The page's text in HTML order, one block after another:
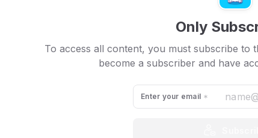
📭 Crypto: Galera fez uma
Com um dos maiores outflows (retirada de
continuam num ciclo de baixa. Ao que
uma grana de lucro no bolso.
Only
To access all content, you must subscribe to
become a subscriber and have
Enter your email